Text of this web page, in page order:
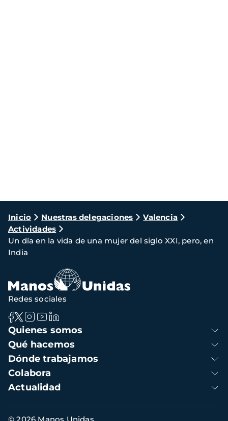
Ruta
de
navegación
Inicio Nuestras delegaciones
Valencia
Actividades
Un día en la vida de una mujer del siglo XXI, pero, en
India
Navegación
principal
Quienes somos
Qué hacemos
Dónde trabajamos
Colabora
Actualidad
Redes sociales
Información